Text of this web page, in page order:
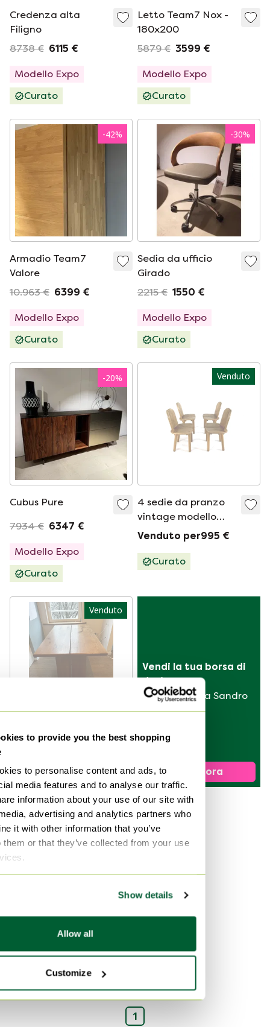
to provide you the best shopping
to personalise content and ads, to
media features and to analyse our traffic.
information about your use of our site with
advertising and analytics partners who
it with other information that you’ve
them or that they’ve collected from your use
Show details
Allow all
Customize
Credenza alta
Filigno
8738 € 6115 €
Modello Expo
Curato
Letto Team7 Nox -
180x200
5879 € 3599 €
Modello Expo
Curato
-42%
Armadio Team7
Valore
10.963 € 6399 €
Modello Expo
Curato
-30%
Sedia da ufficio
Girado
2215 € 1550 €
Modello Expo
Curato
-20%
Cubus Pure
7934 € 6347 €
Modello Expo
Curato
Venduto
4 sedie da pranzo
vintage modello
'Opus', Erwin
Berghammer '80
Venduto per995 €
Curato
Venduto
Tavolo 7 Nox in
Venduto per200 €
Vendi la tua borsa di
design
da Hermès a Sandro
Vendi ora
Venduto
Segretario del Team
7 Cubus
Venduto per340 €
1